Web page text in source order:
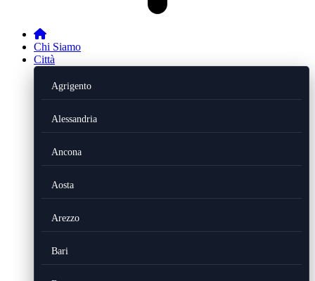
Chi Siamo
Città
Agrigento
Alessandria
Ancona
Aosta
Arezzo
Bari